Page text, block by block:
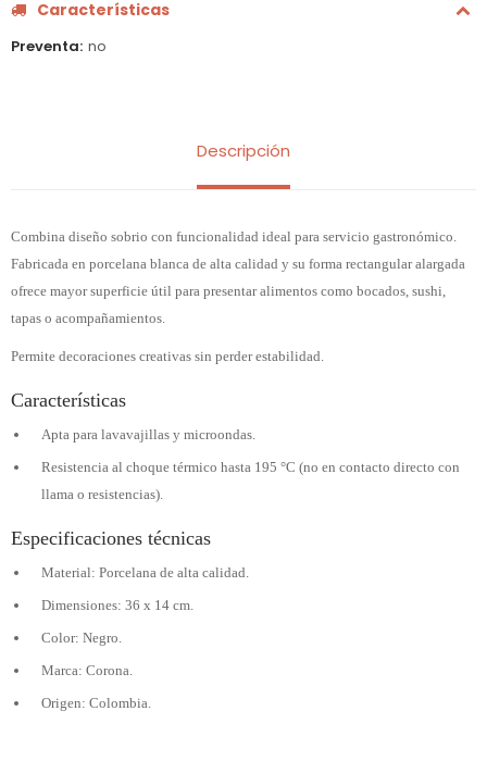
Características
Preventa no
Descripción
Combina diseño sobrio con funcionalidad ideal para servicio gastronómico.
Fabricada en porcelana blanca de alta calidad y su forma rectangular alargada
ofrece mayor superficie útil para presentar alimentos como bocados, sushi,
tapas o acompañamientos.
Permite decoraciones creativas sin perder estabilidad.
Características
Apta para lavavajillas y microondas.
Resistencia al choque térmico hasta 195 °C (no en contacto directo con
llama o resistencias).
Especificaciones técnicas
Material: Porcelana de alta calidad.
Dimensiones: 36 x 14 cm.
Color: Negro.
Marca: Corona.
Origen: Colombia.